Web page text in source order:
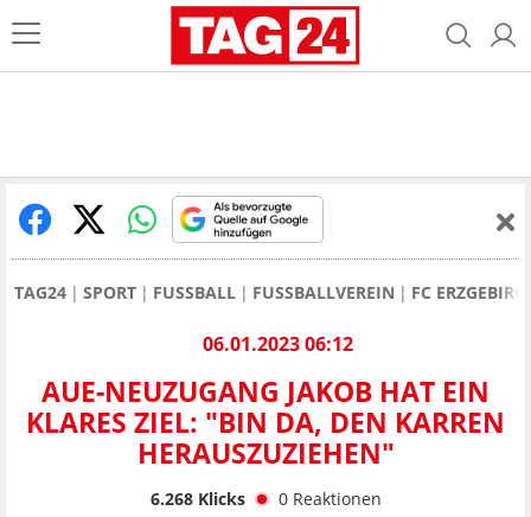
TAG24 SPORT FUSSBALL FUSSBALLVEREIN FC
06.01.2023 06:12
AUE-NEUZUGANG JAKOB HAT EIN
KLARES ZIEL: "BIN DA, DEN KARREN
HERAUSZUZIEHEN"
6.268Klicks 0 Reaktionen